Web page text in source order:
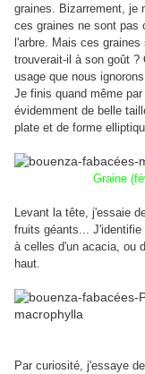
graines. Bizarrement, je
ces graines ne sont pas
l'arbre. Mais ces
trouverait-il à son goût ?
usage que nous
Je finis quand même
évidemment de belle
plate et de forme
Graine
Levant la tête, j'essaie
fruits géants...
à celles d'un acacia, ou
haut.
Par curiosité, j'essaye